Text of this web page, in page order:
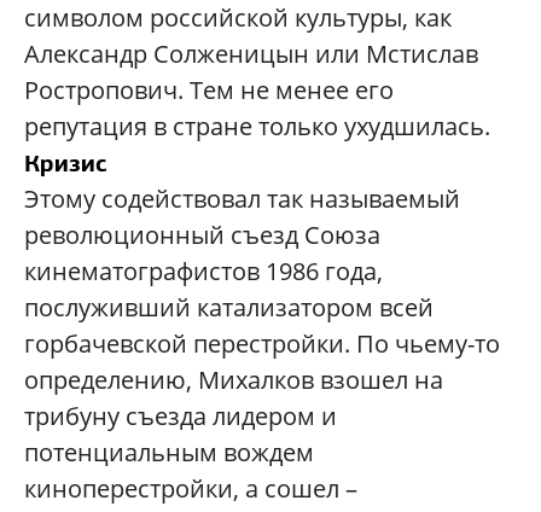
символом российской культуры, как
Александр Солженицын или Мстислав
Ростропович. Тем не менее его
репутация в стране только ухудшилась.
Кризис
Этому содействовал так называемый
революционный съезд Союза
кинематографистов 1986 года,
послуживший катализатором всей
горбачевской перестройки. По чьему-то
определению, Михалков взошел на
трибуну съезда лидером и
потенциальным вождем
киноперестройки, а сошел –